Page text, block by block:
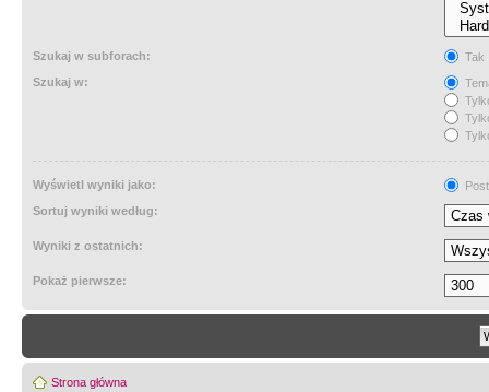
Szukaj w subforach:
Tak
Szukaj w:
Wyświetl wyniki jako:
Sortuj wyniki według:
Wyniki z ostatnich:
Pokaż pierwsze:
Strona główna